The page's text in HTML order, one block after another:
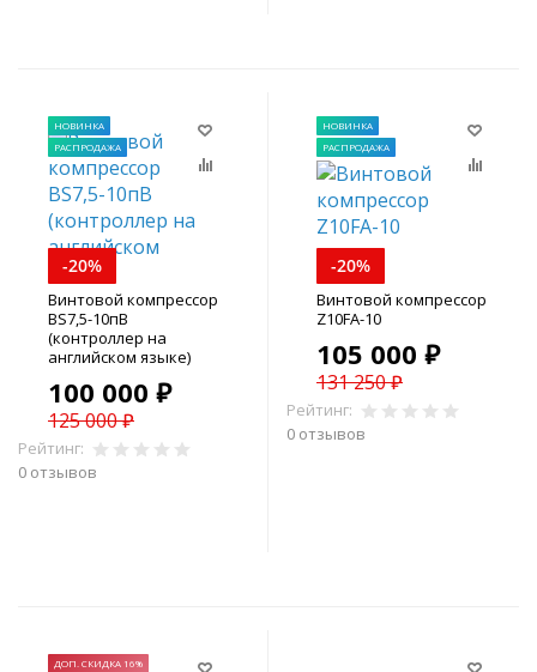
НОВИНКА
РАСПРОДАЖА
-20%
Винтовой компрессор
BS7,5-10пВ
(контроллер на
английском языке)
100 000 ₽
125 000 ₽
Рейтинг:
0 отзывов
НОВИНКА
РАСПРОДАЖА
-20%
Винтовой компрессор
Z10FA-10
105 000 ₽
131 250 ₽
Рейтинг:
0 отзывов
ДОП. СКИДКА 16%